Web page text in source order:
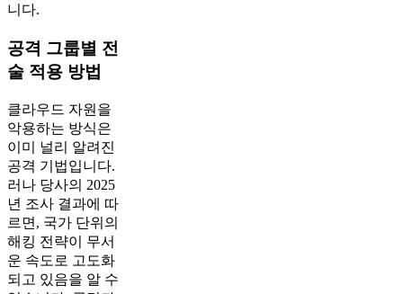
니다.
공격 그룹별 전
술 적용 방법
클라우드 자원을
악용하는 방식은
이미 널리 알려진
공격 기법입니다.
러나 당사의 2025
년 조사 결과에 따
르면, 국가 단위의
해킹 전략이 무서
운 속도로 고도화
되고 있음을 알 수